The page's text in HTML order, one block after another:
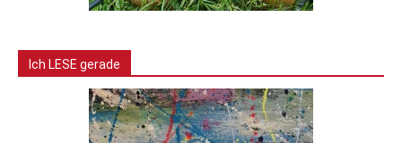
Ich LESE gerade